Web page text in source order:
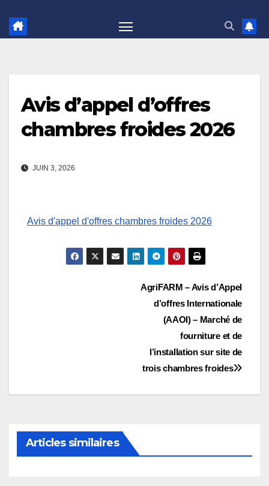
Avis d’appel d’offres
chambres froides 2026
JUIN 3, 2026
Avis d'appel d'offres chambres froides 2026
AgriFARM – Avis d’Appel
d’offres Internationale
(AAOI) – Marché de
fourniture et de
l’installation sur site de
trois chambres froides
Articles similaires